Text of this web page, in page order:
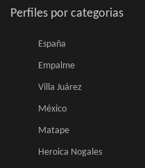
Perfiles por categorias
España
Empalme
Villa Juárez
México
Matape
Heroica Nogales